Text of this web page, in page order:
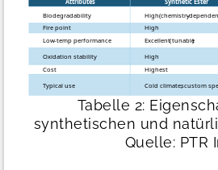
Tabelle 2:
synthetischen und
Quelle: PTR